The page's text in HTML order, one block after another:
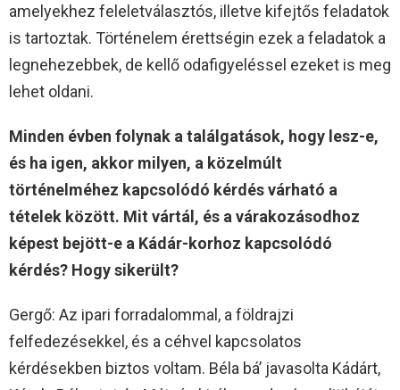
amelyekhez feleletválasztós, illetve kifejtős feladatok
is tartoztak. Történelem érettségin ezek a feladatok a
legnehezebbek, de kellő odafigyeléssel ezeket is meg
lehet oldani.
Minden évben folynak a találgatások, hogy lesz-e,
és ha igen, akkor milyen, a közelmúlt
történelméhez kapcsolódó kérdés várható a
tételek között. Mit vártál, és a várakozásodhoz
képest bejött-e a Kádár-korhoz kapcsolódó
kérdés? Hogy sikerült?
Gergő: Az ipari forradalommal, a földrajzi
felfedezésekkel, és a céhvel kapcsolatos
kérdésekben biztos voltam. Béla bá’ javasolta Kádárt,